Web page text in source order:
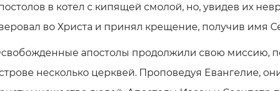
в котел с кипящей смолой, но, увидев их
во Христа и принял крещение, получив имя
апостолы продолжили свою миссию,
несколько церквей. Проповедуя Евангелие,